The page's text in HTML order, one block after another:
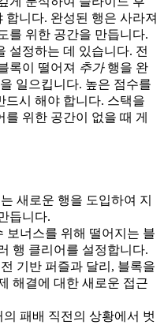
니다. 완성된 행은 사라져
를 위한 공간을 만듭니다.
설정하는 데 있습니다. 전
록이 떨어져 추가행을 완
일으킵니다. 높은 점수를
드시 해야 합니다. 스택을
위한 공간이 없을 때 게
새로운 행을 도입하여 지
듭니다.
보너스를 위해 떨어지는 블
행 클리어를 설정합니다.
기반 퍼즐과 달리, 블록을
해결에 대한 새로운 접근
의 패배 직전의 상황에서 벗